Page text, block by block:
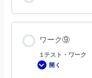
ワーク⑨
1 テスト・ワーク
開く
ワ